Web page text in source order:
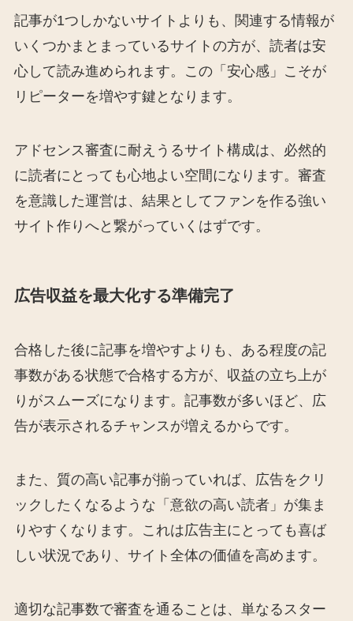
記事が1つしかないサイトよりも、関連する情報が
いくつかまとまっているサイトの方が、読者は安
心して読み進められます。この「安心感」こそが
リピーターを増やす鍵となります。
アドセンス審査に耐えうるサイト構成は、必然的
に読者にとっても心地よい空間になります。審査
を意識した運営は、結果としてファンを作る強い
サイト作りへと繋がっていくはずです。
広告収益を最大化する準備完了
合格した後に記事を増やすよりも、ある程度の記
事数がある状態で合格する方が、収益の立ち上が
りがスムーズになります。記事数が多いほど、広
告が表示されるチャンスが増えるからです。
また、質の高い記事が揃っていれば、広告をクリ
ックしたくなるような「意欲の高い読者」が集ま
りやすくなります。これは広告主にとっても喜ば
しい状況であり、サイト全体の価値を高めます。
適切な記事数で審査を通ることは、単なるスター